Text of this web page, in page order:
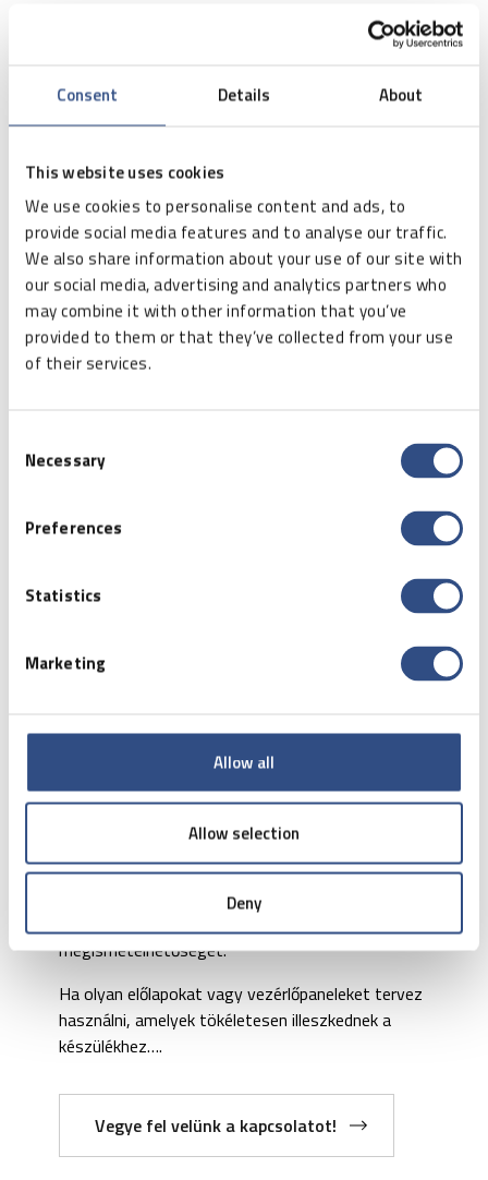
Consent Details About
This website uses cookies
We use cookies to personalise content and ads, to
provide social media features and to analyse our traffic.
We also share information about your use of our site with
our social media, advertising and analytics partners who
may combine it with other information that you’ve
provided to them or that they’ve collected from your use
of their services.
Selection
Necessary
Preferences
Statistics
Marketing
Allow all
Allow selection
Deny
Vezérlőpultok vs. előlap – ismerje
Vezérlőpanelek
nyomtatása az Etisoft
csoportban
vezérlőpanelek szitanyomással történő
nyomtatására specializálódott, a Graffiti
Nyomda. A nyomdában gyártott részletek
igazolják – minden alkatrész és panel az ISO 9001
és ISO 14001 szabványok és normák szerint
készül, így biztosítva a termék állandóan
megismételhetőségét.
Ha olyan előlapokat vagy vezérlőpaneleket tervez
használni, amelyek tökéletesen illeszkednek a
készülékhez….
Vegye fel velünk a kapcsolatot!